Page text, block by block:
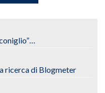
ricerca di Blogmeter